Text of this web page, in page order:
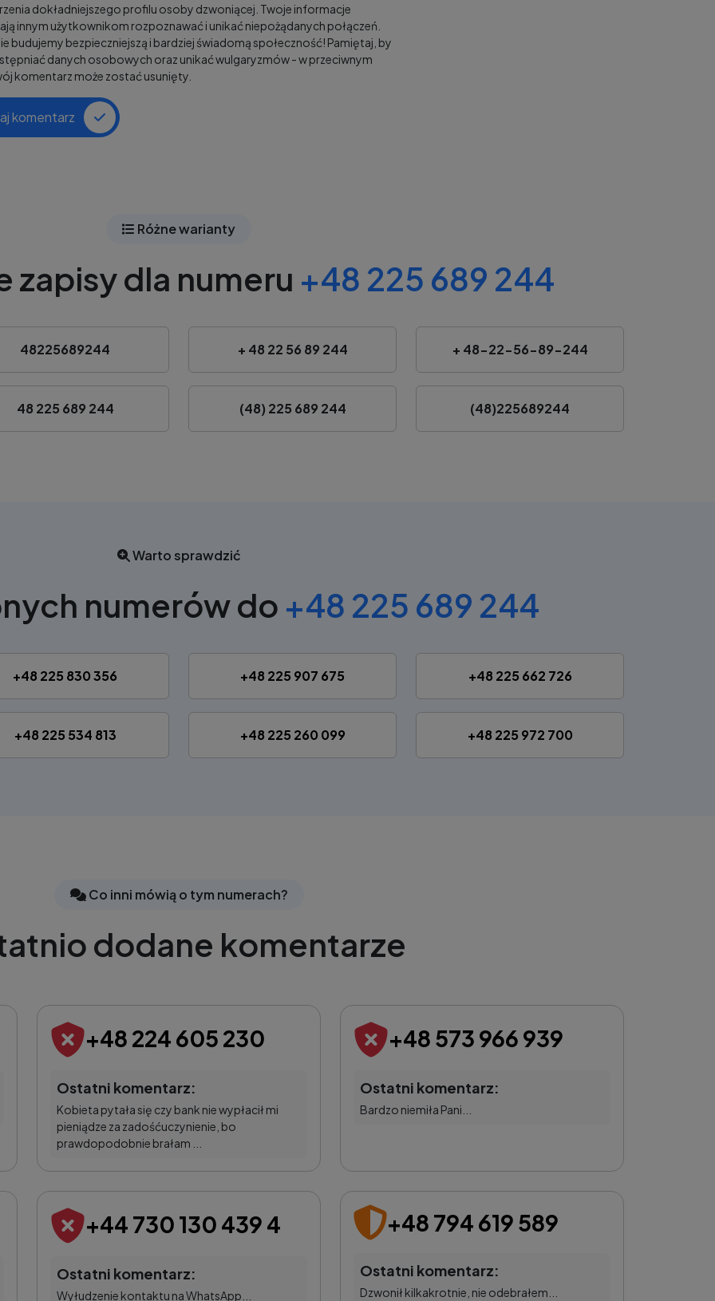
dokładniejszego profilu osoby dzwoniącej. Twoje informacje
innym użytkownikom rozpoznawać i unikać niepożądanych połączeń.
budujemy bezpieczniejszą i bardziej świadomą społeczność! Pamiętaj, by
danych osobowych oraz unikać wulgaryzmów - w przeciwnym
komentarz może zostać usunięty.
komentarz
Różne warianty
dla numeru +48 225 689 244
48225689244 + 48 22 56 89 244 + 48-22-56-89-244
48 225 689 244 (48) 225 689 244 (48)225689244
Warto sprawdzić
numerów do +48 225 689 244
+48 225 830 356 +48 225 907 675 +48 225 662 726
+48 225 534 813 +48 225 260 099 +48 225 972 700
Co inni mówią o tym numerach?
dodane komentarze
+48 224 605 230
Ostatni komentarz:
Kobieta pytała się czy bank nie wypłacił mi
pieniądze za zadośćuczynienie, bo
prawdopodobnie brałam ...
+48 573 966 939
Ostatni komentarz:
Bardzo niemiła Pani...
+44 730 130 439 4
Ostatni komentarz:
Wyłudzenie kontaktu na WhatsApp...
+48 794 619 589
Ostatni komentarz:
Dzwonił kilkakrotnie, nie odebrałem...